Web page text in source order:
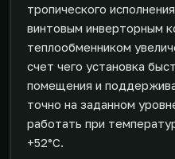
тропического
винтовым инверторным
теплообменником
счет чего установка
помещения и
точно на заданном
работать при
+52°С.